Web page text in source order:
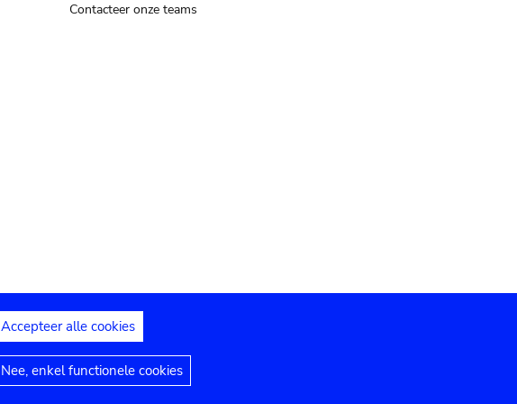
Contacteer onze teams
Juridische mededelingen
Accepteer alle cookies
Nee, enkel functionele cookies